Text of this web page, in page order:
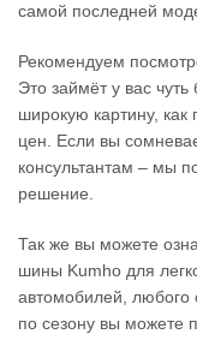
самой последней
Рекомендуем
Это займёт у вас
широкую картину, как
цен. Если вы
консультантам – мы
решение.
Так же вы можете
шины Kumho для
автомобилей, любого
по сезону вы можете